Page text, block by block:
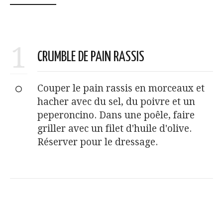
1 CRUMBLE DE PAIN RASSIS
Couper le pain rassis en morceaux et
hacher avec du sel, du poivre et un
peperoncino. Dans une poêle, faire
griller avec un filet d'huile d'olive.
Réserver pour le dressage.